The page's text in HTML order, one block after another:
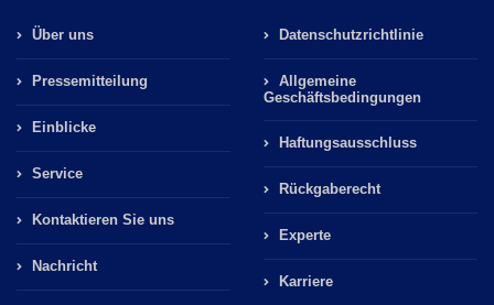
Über uns
Pressemitteilung
Einblicke
Service
Kontaktieren Sie uns
Nachricht
Datenschutzrichtlinie
Allgemeine
Geschäftsbedingungen
Haftungsausschluss
Rückgaberecht
Experte
Karriere